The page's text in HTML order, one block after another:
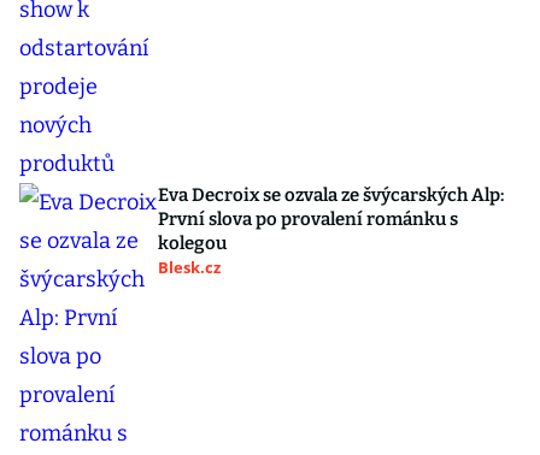
Eva Decroix se ozvala ze švýcarských Alp:
První slova po provalení románku s
kolegou
Blesk.cz